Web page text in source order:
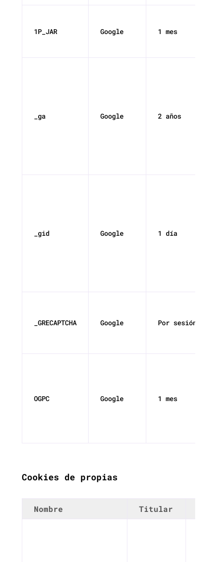
1P_JAR Google 1 mes
_ga Google 2 años
_gid Google 1 día
_GRECAPTCHA Google Por sesión
OGPC Google 1 mes
Cookies de propias
Nombre Titular